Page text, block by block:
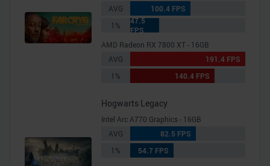
AVG
100.4 FPS
1%
47.5
FPS
AMD Radeon RX 7800 XT - 16GB
AVG
191.4 FPS
1%
140.4 FPS
Hogwarts Legacy
Intel Arc A770 Graphics - 16GB
AVG
82.5 FPS
1%
54.7 FPS